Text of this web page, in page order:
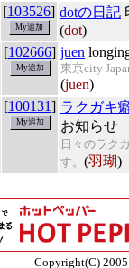
[103526] dotの日記
(dot)
[102666] juen
東京city
(juen)
[100131] ラクガキ
お知らせ
日々のラク
す。 (羽瑚)
Copyright(C)